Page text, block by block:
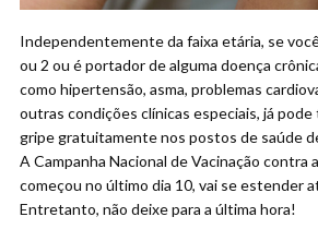
Independentemente da faixa etária, se
ou 2 ou é portador de alguma doença
como hipertensão, asma, problemas
outras condições clínicas especiais, já pode
gripe gratuitamente nos postos de saúde
A Campanha Nacional de Vacinação contra
começou no último dia 10, vai se estender
Entretanto, não deixe para a última hora!